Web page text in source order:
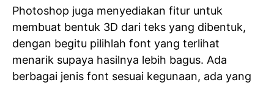
Photoshop juga menyediakan fitur untuk
membuat bentuk 3D dari teks yang dibentuk,
dengan begitu pilihlah font yang terlihat
menarik supaya hasilnya lebih bagus. Ada
berbagai jenis font sesuai kegunaan, ada yang